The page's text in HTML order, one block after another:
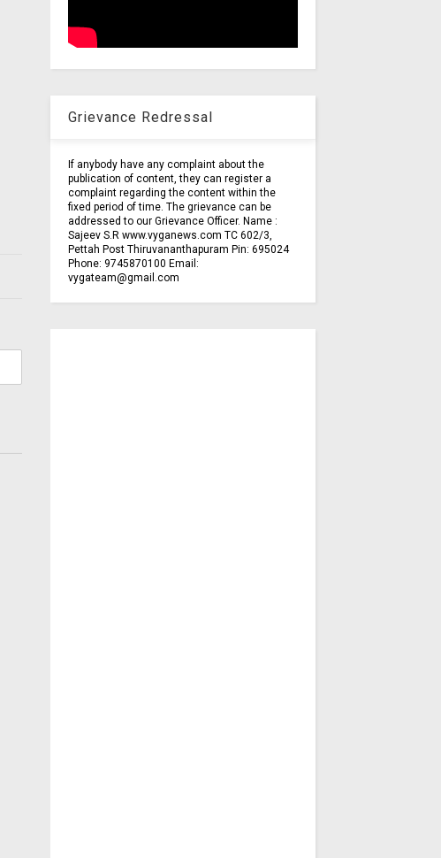
Grievance Redressal
If anybody have any complaint about the
publication of content, they can register a
complaint regarding the content within the
fixed period of time. The grievance can be
addressed to our Grievance Officer. Name :
Sajeev S.R www.vyganews.com TC 602/3,
Pettah Post Thiruvananthapuram Pin: 695024
Phone: 9745870100 Email:
vygateam@gmail.com